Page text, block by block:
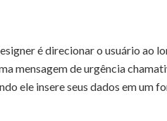
é direcionar o usuário ao
mensagem de urgência
ele insere seus dados em um